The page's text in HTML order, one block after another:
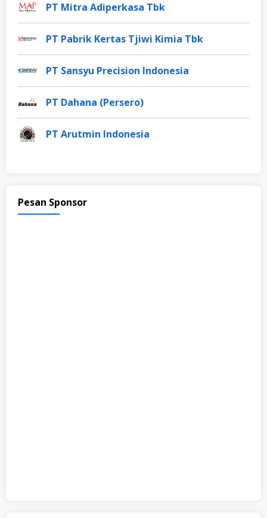
PT Mitra Adiperkasa Tbk
PT Pabrik Kertas Tjiwi Kimia Tbk
PT Sansyu Precision Indonesia
PT Dahana (Persero)
PT Arutmin Indonesia
Pesan Sponsor